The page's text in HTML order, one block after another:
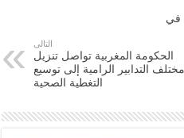
المغربية تواصل تنزيل
الرامية إلى توسيع
التغطية الصحية